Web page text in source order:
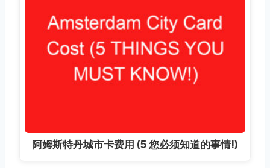
阿姆斯特丹城市卡费用 (5 您必须知道的事情!)